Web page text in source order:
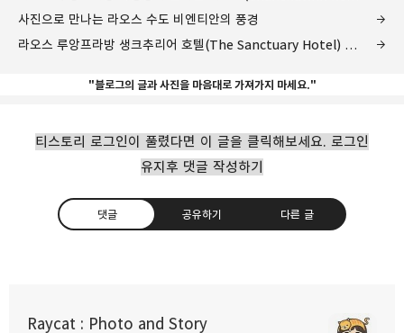
사진으로 만나는 라오스 수도 비엔티안의 풍경
라오스 루앙프라방 생크추리어 호텔(The Sanctuary Hotel) 후기
"블로그의 글과 사진을 마음대로 가져가지 마세요."
티스토리 로그인이 풀렸다면 이 글을 클릭해보세요. 로그인
유지후 댓글 작성하기
댓글 공유하기 다른 글
Raycat : Photo and Story
(Chanthavinh Resort)